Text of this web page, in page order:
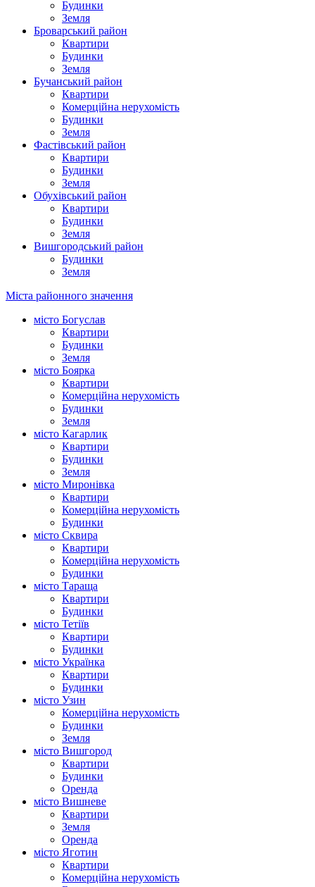
Будинки
Земля
Броварський район
Квартири
Будинки
Земля
Бучанський район
Квартири
Комерційна нерухомість
Будинки
Земля
Фастівський район
Квартири
Будинки
Земля
Обухівський район
Квартири
Будинки
Земля
Вишгородський район
Будинки
Земля
Міста районного значення
місто Богуслав
Квартири
Будинки
Земля
місто Боярка
Квартири
Комерційна нерухомість
Будинки
Земля
місто Кагарлик
Квартири
Будинки
Земля
місто Миронівка
Квартири
Комерційна нерухомість
Будинки
місто Сквира
Квартири
Комерційна нерухомість
Будинки
місто Тараща
Квартири
Будинки
місто Тетіїв
Квартири
Будинки
місто Українка
Квартири
Будинки
місто Узин
Комерційна нерухомість
Будинки
Земля
місто Вишгород
Квартири
Будинки
Оренда
місто Вишневе
Квартири
Земля
Оренда
місто Яготин
Квартири
Комерційна нерухомість